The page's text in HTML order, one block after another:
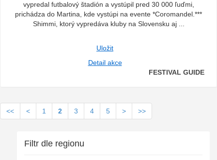
vypredal futbalový štadión a vystúpil pred 30 000 ľuďmi,
prichádza do Martina, kde vystúpi na evente *Coromandel.***
Shimmi, ktorý vypredáva kluby na Slovensku aj ...
Uložit
Detail akce
FESTIVAL GUIDE
<< < 1 2 3 4 5 > >>
Filtr dle regionu